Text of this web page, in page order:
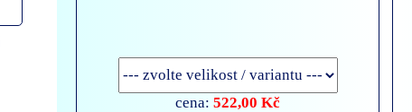
cena:522,00 Kč